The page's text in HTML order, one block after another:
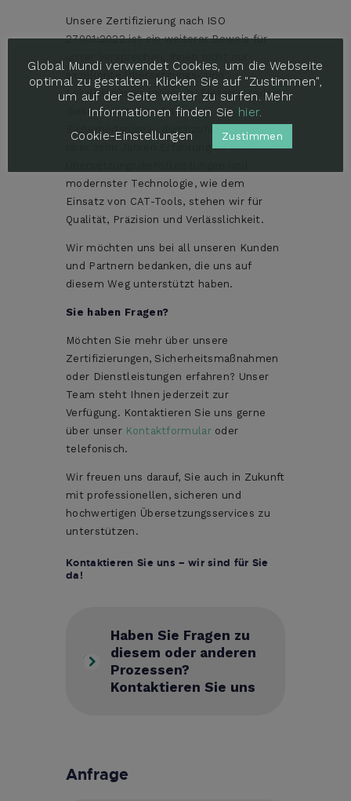
Unsere Zertifizierung nach ISO
27001:2022 ist ein weiterer Beweis für
exzellente Übersetzungs- und
Lokalisierungsservices zu bieten, sondern
diese auch auf höchstem
Sicherheitsniveau durchzuführen. Mit
über zehn Jahren Erfahrung im Bereich
modernster Technologie, wie dem
Einsatz von CAT-Tools, stehen wir für
Qualität, Präzision und Verlässlichkeit.
Wir möchten uns bei all unseren Kunden
und Partnern bedanken, die uns auf
diesem Weg unterstützt haben.
Sie haben Fragen?
Möchten Sie mehr über unsere
Zertifizierungen, Sicherheitsmaßnahmen
oder Dienstleistungen erfahren? Unser
Team steht Ihnen jederzeit zur
Verfügung. Kontaktieren Sie uns gerne
über unser Kontaktformularoder
telefonisch.
Wir freuen uns darauf, Sie auch in Zukunft
mit professionellen, sicheren und
hochwertigen Übersetzungsservices zu
unterstützen.
Kontaktieren Sie uns – wir sind für Sie
da!
Haben Sie Fragen zu
diesem oder anderen
Prozessen?
Kontaktieren Sie uns
Anfrage
Global Mundi verwendet Cookies, um die Webseite
optimal zu gestalten. Klicken Sie auf "Zustimmen",
um auf der Seite weiter zu surfen. Mehr
Informationen finden Sie hier.
Cookie-Einstellungen
Zustimmen